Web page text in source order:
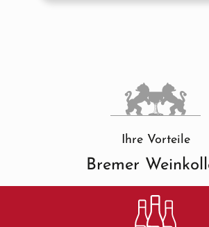
Ihre Vorteile
Bremer